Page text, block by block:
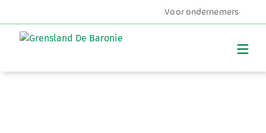
Voor ondernemers